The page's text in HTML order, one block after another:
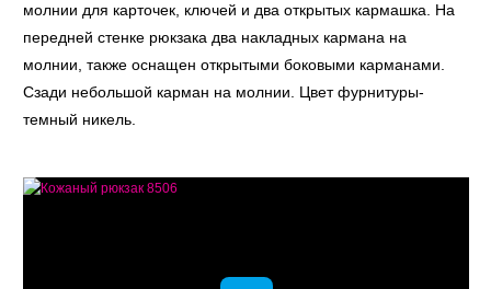
молнии для карточек, ключей и два открытых кармашка. На
передней стенке рюкзака два накладных кармана на
молнии, также оснащен открытыми боковыми карманами.
Сзади небольшой карман на молнии. Цвет фурнитуры-
темный никель.